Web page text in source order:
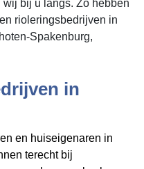
wij bij u langs. Zo hebben
rioleringsbedrijven in
Spakenburg,
in
en huiseigenaren in
terecht bij